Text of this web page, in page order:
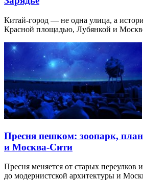
Китай-город — не одна улица, а
Красной площадью, Лубянкой и
Пресня пешком: зоопарк,
и Москва-Сити
Пресня меняется от старых переулков
до модернистской архитектуры и